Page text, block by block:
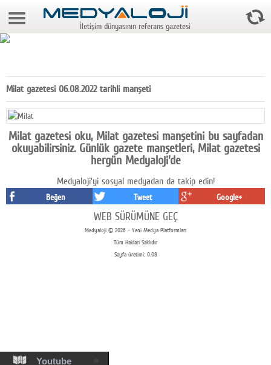
8 Ağustos 2026 13:43:35
Gazeteler
Medya
Teknoloji
Youtube
İletişim dünyasının referans gazetesi
Milat gazetesi 06.08.2022 tarihli manşeti
Milat gazetesi oku, Milat gazetesi manşetini bu sayfadan
okuyabilirsiniz. Günlük gazete manşetleri, Milat gazetesi
hergün Medyaloji'de
Medyaloji'yi sosyal medyadan da takip edin!
Beğen Tweet Google+
WEB SÜRÜMÜNE GEÇ
Medyaloji © 2026 - Yeni Medya Platformları
Tüm Hakları Saklıdır
Sayfa üretimi: 0.08